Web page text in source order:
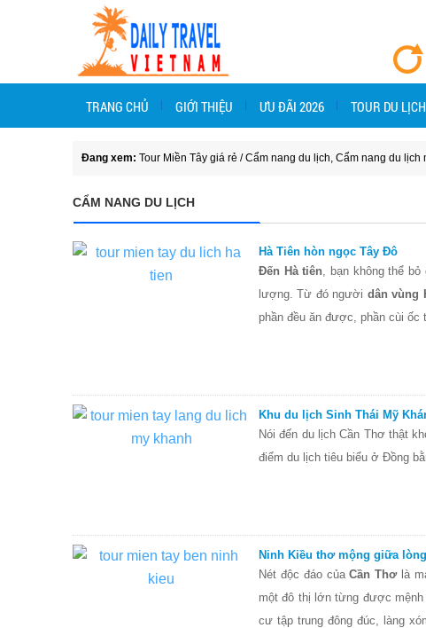
TRANG CHỦ GIỚI THIỆU ƯU ĐÃI 2026 TOUR DU LỊCH
Đang xem: Tour Miền Tây giá rẻ /Cẩm nang du lịch, Cẩm nang du lịch
CẨM NANG DU LỊCH
Hà Tiên hòn ngọc Tây Đô
Đến Hà tiên, bạn không thể
lượng. Từ đó người dân vùng
phần đều ăn được, phần cùi ốc
Khu du lịch Sinh Thái Mỹ
Nói đến du lịch Cần Thơ thật
điểm du lịch tiêu biểu ở Đồng
Ninh Kiều thơ mộng giữa
Nét độc đáo củaCần Thơlà
một đô thị lớn từng được
cư tập trung đông đúc, làng